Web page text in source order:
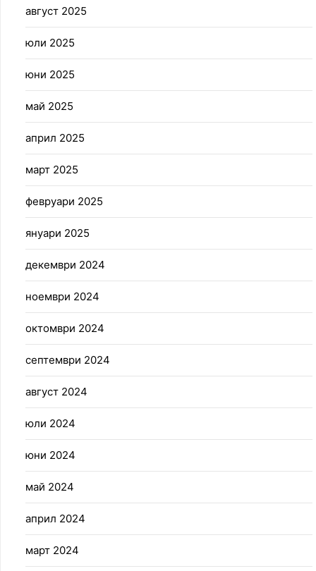
август 2025
юли 2025
юни 2025
май 2025
април 2025
март 2025
февруари 2025
януари 2025
декември 2024
ноември 2024
октомври 2024
септември 2024
август 2024
юли 2024
юни 2024
май 2024
април 2024
март 2024